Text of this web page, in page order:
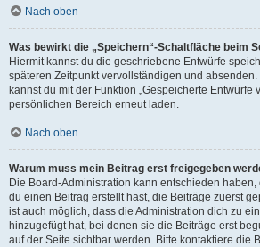
Nach oben
Was bewirkt die „Speichern“-Schaltfläche beim
Hiermit kannst du die geschriebene Entwürfe
späteren Zeitpunkt vervollständigen und
kannst du mit der Funktion „Gespeicherte Entwürfe
persönlichen Bereich erneut laden.
Nach oben
Warum muss mein Beitrag erst freigegeben
Die Board-Administration kann entschieden
du einen Beitrag erstellt hast, die Beiträge zuerst
ist auch möglich, dass die Administration dich zu
hinzugefügt hat, bei denen sie die Beiträge erst
auf der Seite sichtbar werden. Bitte kontaktiere die